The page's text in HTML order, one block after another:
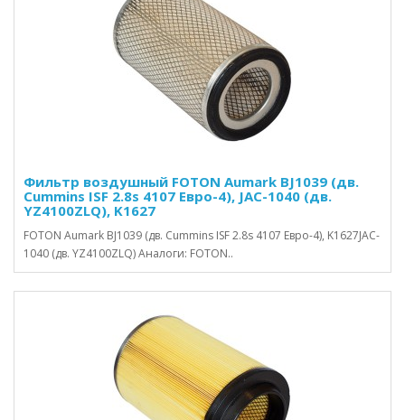
Фильтр воздушный FOTON Aumark BJ1039 (дв.
Cummins ISF 2.8s 4107 Евро-4), JAC-1040 (дв.
YZ4100ZLQ), K1627
FOTON Aumark BJ1039 (дв. Cummins ISF 2.8s 4107 Евро-4), K1627JAC-
1040 (дв. YZ4100ZLQ) Аналоги: FOTON..